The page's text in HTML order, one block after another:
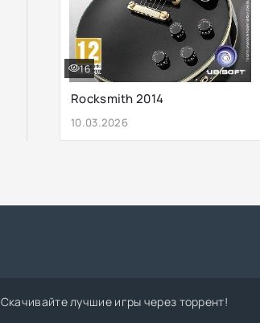
Rocksmith 2014
10.03.2026
16
Скачивайте лучшие игры через торрент!